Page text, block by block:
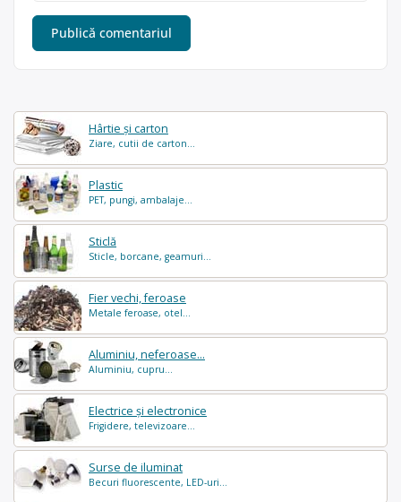
Hârtie și carton
Ziare, cutii de carton...
Plastic
PET, pungi, ambalaje...
Sticlă
Sticle, borcane, geamuri...
Fier vechi, feroase
Metale feroase, otel...
Aluminiu, neferoase...
Aluminiu, cupru...
Electrice și electronice
Frigidere, televizoare...
Surse de iluminat
Becuri fluorescente, LED-uri...